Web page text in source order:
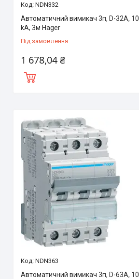
NDN332
Автоматичний вимикач 3п, D-32А, 10
kA, 3м Hager
Під замовлення
1 678,04 ₴
NDN363
Автоматичний вимикач 3п, D-63А, 10